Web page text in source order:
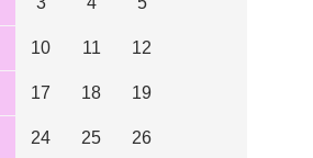
10 11 12
17 18 19
24 25 26